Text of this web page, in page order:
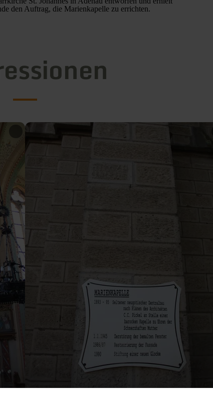
den Auftrag, die Marienkapelle zu errichten.